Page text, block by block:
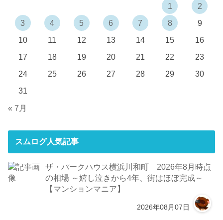
1
2
3
4 5 6 7 8
9
10
11 12 13 14 15
16
17
18 19 20 21 22
23
24
25 26 27 28 29
30
31
« 7月
スムログ人気記事
ザ・パークハウス横浜川和町 2026年8月時点
の相場 ～嬉し泣きから4年、街はほぼ完成～
【マンションマニア】
2026年08月07日